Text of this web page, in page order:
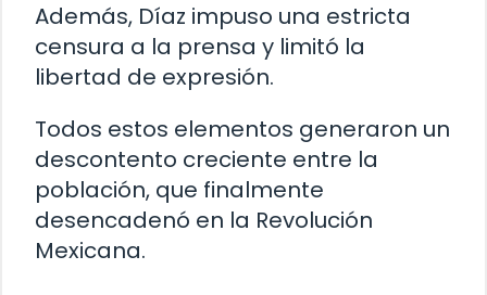
Además, Díaz impuso una estricta
censura a la prensa y limitó la
libertad de expresión.
Todos estos elementos generaron un
descontento creciente entre la
población, que finalmente
desencadenó en la Revolución
Mexicana.